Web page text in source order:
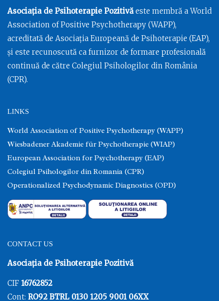
Asociația de Psihoterapie Pozitivăeste membră a World
Association of Positive Psychotherapy (WAPP),
acreditată de Asociația Europeană de Psihoterapie (EAP),
și este recunoscută ca furnizor de formare profesională
continuă de către Colegiul Psihologilor din România
(CPR).
LINKS
World Association of Positive Psychotherapy (WAPP)
Wiesbadener Akademie für Psychotherapie (WIAP)
European Association for Psychotherapy (EAP)
Colegiul Psihologilor din Romania (CPR)
Operationalized Psychodynamic Diagnostics (OPD)
CONTACT US
Asociația de Psihoterapie Pozitivă
CIF 16762852
Cont: RO92 BTRL 0130 1205 9001 06XX